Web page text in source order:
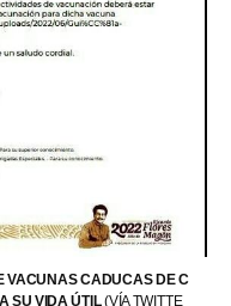
VACUNAS CADUCAS DE C
SU VIDA ÚTIL(VÍA TWITTE